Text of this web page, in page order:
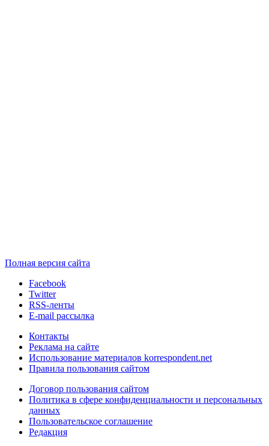
Полная версия сайта
Facebook
Twitter
RSS-ленты
E-mail рассылка
Контакты
Реклама на сайте
Использование материалов korrespondent.net
Правила пользования сайтом
Договор пользования сайтом
Политика в сфере конфиденциальности и персональных
данных
Пользовательское соглашение
Редакция